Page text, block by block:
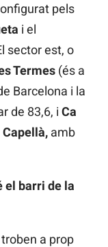
pels
i el
sector est, o
Termes (és a
Barcelona i la
de 83,6, i Ca
amb
el barri de la
a prop